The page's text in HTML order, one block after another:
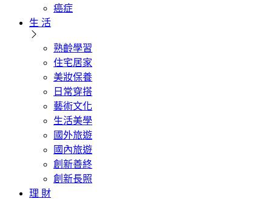
癌症
生 活
熟齡學習
住宅居家
美妝保養
日常穿搭
藝術文化
生活美學
國外旅遊
國內旅遊
創新善終
創新長照
理 財